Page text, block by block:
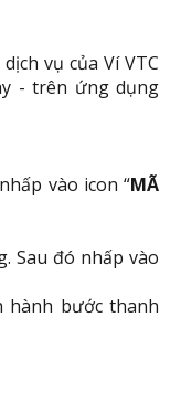
vụ của Ví VTC
- trên ứng dụng
vào icon “MÃ
Sau đó nhấp vào
hành bước thanh